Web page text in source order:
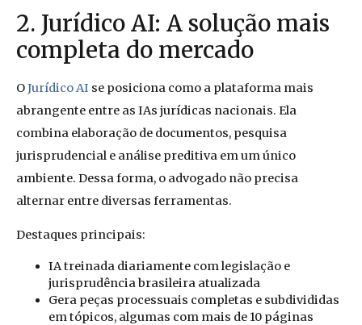
2. Jurídico AI: A solução mais
completa do mercado
OJurídico AI se posiciona como a plataforma mais
abrangente entre as IAs jurídicas nacionais. Ela
combina elaboração de documentos, pesquisa
jurisprudencial e análise preditiva em um único
ambiente. Dessa forma, o advogado não precisa
alternar entre diversas ferramentas.
Destaques principais:
IA treinada diariamente com legislação e
jurisprudência brasileira atualizada
Gera peças processuais completas e subdivididas
em tópicos, algumas com mais de 10 páginas